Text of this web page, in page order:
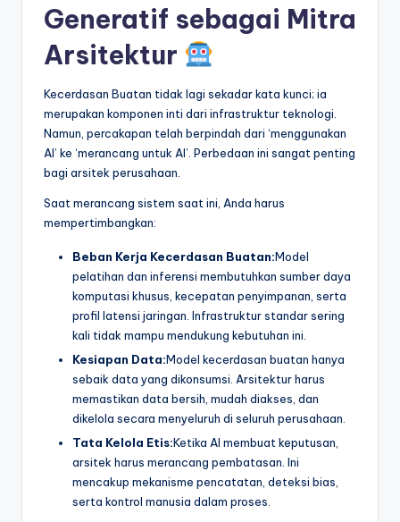
Generatif sebagai Mitra
Arsitektur
Kecerdasan Buatan tidak lagi sekadar kata kunci; ia
merupakan komponen inti dari infrastruktur teknologi.
Namun, percakapan telah berpindah dari ‘menggunakan
AI’ ke ‘merancang untuk AI’. Perbedaan ini sangat penting
bagi arsitek perusahaan.
Saat merancang sistem saat ini, Anda harus
mempertimbangkan:
Beban Kerja Kecerdasan Buatan:Model
pelatihan dan inferensi membutuhkan sumber daya
komputasi khusus, kecepatan penyimpanan, serta
profil latensi jaringan. Infrastruktur standar sering
kali tidak mampu mendukung kebutuhan ini.
Kesiapan Data:Model kecerdasan buatan hanya
sebaik data yang dikonsumsi. Arsitektur harus
memastikan data bersih, mudah diakses, dan
dikelola secara menyeluruh di seluruh perusahaan.
Tata Kelola Etis:Ketika AI membuat keputusan,
arsitek harus merancang pembatasan. Ini
mencakup mekanisme pencatatan, deteksi bias,
serta kontrol manusia dalam proses.